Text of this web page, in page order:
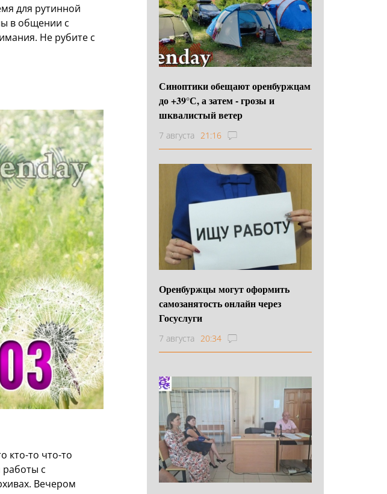
для рутинной
в общении с
Не рубите с
кто-то что-то
работы с
Вечером
Синоптики обещают оренбуржцам
до +39°С, а затем - грозы и
шквалистый ветер
7 августа 21:16
Оренбуржцы могут оформить
самозанятость онлайн через
Госуслуги
7 августа 20:34